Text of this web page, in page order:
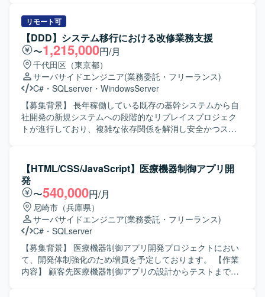
において、詳細設計からテストまで一貫して携わることが
できるため、上流から下流まで幅広い工程の経験を積むこ
とができます。新規開発だけでなく既存機能の改修や品質
向上対応にも関わることで、安定稼働やパフォーマンス向
上を意識した開発スキルを高めることができます。参画後
のスキルやご経験に応じて他案件にも関わる機会があり、
多様なドメインの開発経験を積める環境です。 【開発環
境】 C#を用いたWebシステム開発環境で、MySQLをデー
タベースとして利用いたします。Windows環境上での開発
となり、バージョン管理ツールとしてGitを利用するケース
いたターミナルアプリをC#へ置き換える作業は完了してお
り、置き換えたC#のソースに対する再設計や新規機能追加
などの開発フェーズを担当していただきます。作業工程と
しては設計、開発、テストをご担当いただきます。 【求め
る人物像】 設計上の課題を改善できる提案力をお持ちの方
を求めております。客先とのコミュニケーションを取りな
がら、提案やアサーティブコミュニケーションを行い、主
体的に業務を推進していただける方が望ましいです。 【ポ
ジションの魅力】 旧システムから新システムへの移行プロ
ジェクトにおいて、C++からC#へのマイグレーション後の
験を活かしながら組込み開発のような領域にも関わること
ができます。 【開発環境】 C++で作られていたターミナル
アプリをC#へ置き換えた環境で、C#を使った組込み開発の
ようなイメージのシステムを対象として開発していただき
ます。
リモート可
【DDD】システム移行における改修業務支援
〜1,215,000円/月
千代田区（東京都）
サーバサイドエンジニア(業務委託・フリーランス)
C# ・ SQLserver ・ WindowsServer
【募集背景】 長年稼働している既存の基幹システムから自
社開発の新規システムへの段階的なリプレイスプロジェク
トが進行しており、複雑な依存関係を解消し安全かつスム
【作業内容】 既存の基幹システムと多数の周辺システムや
社内ツールとの間で複雑化しているデータ参照の整理や紐
解きを行い、クリーンアーキテクチャなどの設計思想を取
り入れた設計やリファクタリングを実施してシステム間の
結合度を下げていただきます。また、新システム側に現行
の基幹システムと同等の役割やデータ構造を持つ疑似デー
タベースを構築し、既存の周辺システムの参照先を切り替
えた上で正常に動作するかどうかの確認や検証テストを行
っていただきます。さらに、データ整理および参照先の切
り替えに伴って発生する各種周辺システムやツールのプロ
【HTML/CSS/JavaScript】医療機器制御アプリ開
発
〜540,000円/月
尼崎市（兵庫県）
サーバサイドエンジニア(業務委託・フリーランス)
C# ・ SQLserver
【募集背景】 医療機器制御アプリ開発プロジェクトにおい
て、開発体制強化のため増員を予定しております。 【作業
内容】 顧客先医療機器制御アプリの設計からテストまで一